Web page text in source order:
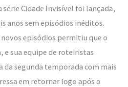
série Cidade Invisível foi lançada,
anos sem episódios inéditos.
episódios permitiu que o
e sua equipe de roteiristas
da segunda temporada com mais
em retornar logo após o